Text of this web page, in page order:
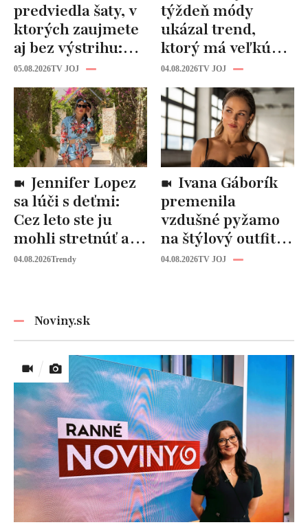
predviedla šaty, v
ktorých zaujmete
aj bez výstrihu:
Ich čaro je v tomto
detaile
05.08.2026TV JOJ
týždeň módy
ukázal trend,
ktorý má veľkú
budúcnosť: Počuli
ste už o tomto
materiáli?
04.08.2026TV JOJ
sa lúči s deťmi:
Cez leto ste ju
mohli stretnúť aj
vy!
04.08.2026Trendy
premenila
vzdušné pyžamo
na štýlový outfit:
Tento trik vás
04.08.2026TV JOJ
Noviny.sk